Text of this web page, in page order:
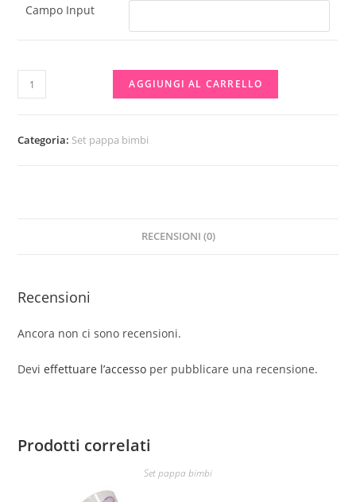
Campo Input
Borraccia
quantità
AGGIUNGI AL CARRELLO
Categoria: Set pappa bimbi
RECENSIONI (0)
Recensioni
Ancora non ci sono recensioni.
Devieffettuare l’accesso per pubblicare una recensione.
Prodotti correlati
Set pappa bimbi